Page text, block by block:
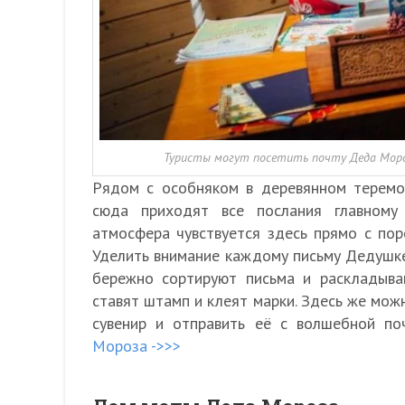
Туристы могут посетить почту Деда
Рядом с особняком в деревянном
сюда приходят все послания
атмосфера чувствуется здесь прямо с
Уделить внимание каждому письму
бережно сортируют письма и
ставят штамп и клеят марки. Здесь же
сувенир и отправить её с волшебной
Мороза ->>>